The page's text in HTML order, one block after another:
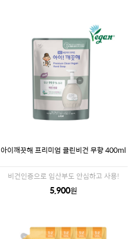
아이깨끗해 프리미엄 클린비건 무향 400ml
비건인증으로 임산부도 안심하고 사용!
5,900원